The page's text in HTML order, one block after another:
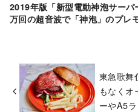
2019年版「新型電動神泡サー
万回の超音波で「神泡」のプレ
東急歌舞
もなく
ーやA5